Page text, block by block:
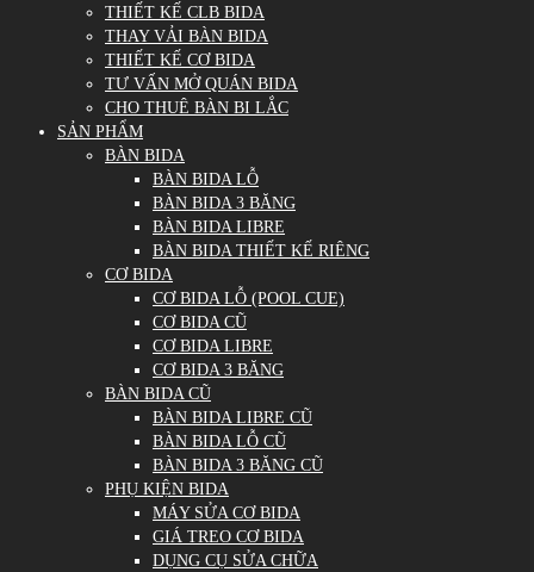
THIẾT KẾ CLB BIDA
THAY VẢI BÀN BIDA
THIẾT KẾ CƠ BIDA
TƯ VẤN MỞ QUÁN BIDA
CHO THUÊ BÀN BI LẮC
SẢN PHẨM
BÀN BIDA
BÀN BIDA LỖ
BÀN BIDA 3 BĂNG
BÀN BIDA LIBRE
BÀN BIDA THIẾT KẾ RIÊNG
CƠ BIDA
CƠ BIDA LỖ (POOL CUE)
CƠ BIDA CŨ
CƠ BIDA LIBRE
CƠ BIDA 3 BĂNG
BÀN BIDA CŨ
BÀN BIDA LIBRE CŨ
BÀN BIDA LỖ CŨ
BÀN BIDA 3 BĂNG CŨ
PHỤ KIỆN BIDA
MÁY SỬA CƠ BIDA
GIÁ TREO CƠ BIDA
DỤNG CỤ SỬA CHỮA